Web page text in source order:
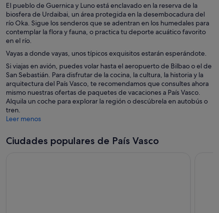
t
a
n
a
e
v
a
El pueblo de Guernica y Luno está enclavado en la reserva de la
biosfera de Urdaibai, un área protegida en la desembocadura del
río Oka. Sigue los senderos que se adentran en los humedales para
contemplar la flora y fauna, o practica tu deporte acuático favorito
en el río.
Vayas a donde vayas, unos típicos exquisitos estarán esperándote.
Si viajas en avión, puedes volar hasta el aeropuerto de Bilbao o el de
San Sebastián. Para disfrutar de la cocina, la cultura, la historia y la
arquitectura del País Vasco, te recomendamos que consultes ahora
mismo nuestras ofertas de paquetes de vacaciones a País Vasco.
Alquila un coche para explorar la región o descúbrela en autobús o
tren.
Leer menos
Ciudades populares de País Vasco